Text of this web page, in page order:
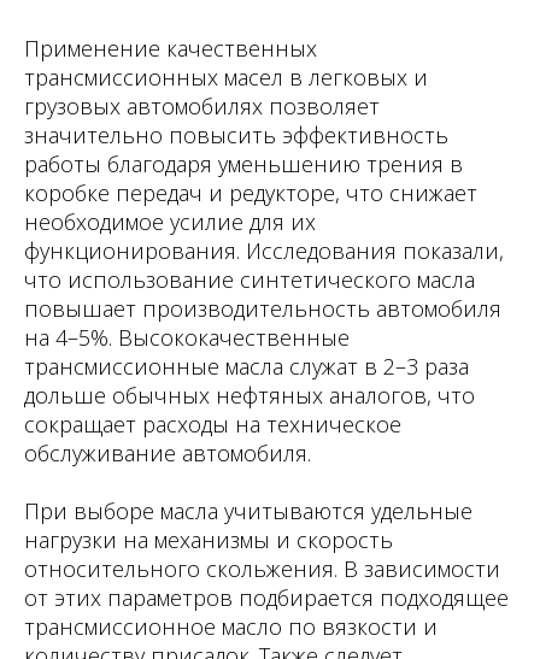
Применение качественных
трансмиссионных масел в легковых и
грузовых автомобилях позволяет
значительно повысить эффективность
работы благодаря уменьшению трения в
коробке передач и редукторе, что снижает
необходимое усилие для их
функционирования. Исследования показали,
что использование синтетического масла
повышает производительность автомобиля
на 4–5%. Высококачественные
трансмиссионные масла служат в 2–3 раза
дольше обычных нефтяных аналогов, что
сокращает расходы на техническое
обслуживание автомобиля.
При выборе масла учитываются удельные
нагрузки на механизмы и скорость
относительного скольжения. В зависимости
от этих параметров подбирается подходящее
трансмиссионное масло по вязкости и